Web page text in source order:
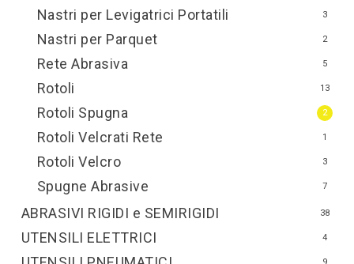
Nastri per Levigatrici Portatili 3
Nastri per Parquet 2
Rete Abrasiva 5
Rotoli 13
Rotoli Spugna 2
Rotoli Velcrati Rete 1
Rotoli Velcro 3
Spugne Abrasive 7
ABRASIVI RIGIDI e SEMIRIGIDI 38
UTENSILI ELETTRICI 4